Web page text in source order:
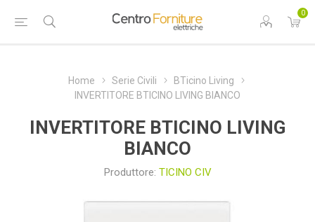
0
Home Serie Civili
BTicino Living
INVERTITORE BTICINO LIVING BIANCO
INVERTITORE BTICINO LIVING
BIANCO
Produttore: TICINO CIV